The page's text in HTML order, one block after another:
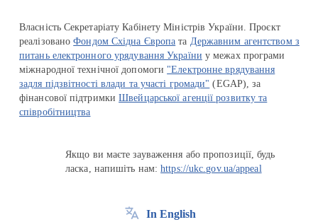
Власність Секретаріату Кабінету Міністрів України. Проєкт
реалізованоФондом Східна Європа та Державним агентством з
питань електронного урядування України у межах програми
міжнародної технічної допомоги "Електронне врядування
задля підзвітності влади та участі громади" (EGAP), за
фінансової підтримкиШвейцарської агенції розвитку та
співробітництва
Якщо ви маєте зауваження або пропозиції, будь
ласка, напишіть нам:https://ukc.gov.ua/appeal
In English